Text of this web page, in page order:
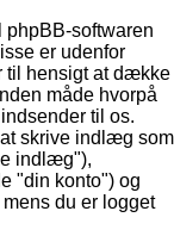
phpBB-softwaren
er udenfor
til hensigt at dække
måde hvorpå
til os.
skrive indlæg som
indlæg"),
"din konto") og
du er logget